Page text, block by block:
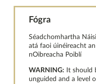
Fógra
Séadchomhartha
atá faoi úinéireacht
nOibreacha Poiblí
WARNING: It should
unguided and a level